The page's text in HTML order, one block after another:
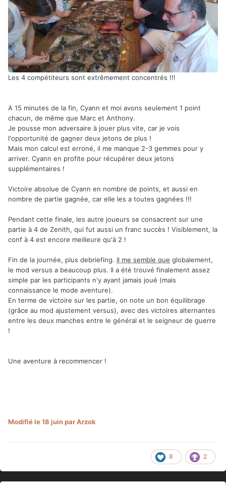
Les 4 compétiteurs sont extrêmement concentrés !!!
A 15 minutes de la fin, Cyann et moi avons seulement 1 point
chacun, de même que Marc et Anthony.
Je pousse mon adversaire à jouer plus vite, car je vois
l'opportunité de gagner deux jetons de plus !
Mais mon calcul est erroné, il me manque 2-3 gemmes pour y
arriver. Cyann en profite pour récupérer deux jetons
supplémentaires !
Victoire absolue de Cyann en nombre de points, et aussi en
nombre de partie gagnée, car elle les a toutes gagnées !!!
Pendant cette finale, les autre joueurs se consacrent sur une
partie à 4 de Zenith, qui fut aussi un franc succès ! Visiblement, la
conf à 4 est encore meilleure qu'à 2 !
Fin de la journée, plus debriefing. Il me semble que globalement,
le mod versus a beaucoup plus. Il a été trouvé finalement assez
simple par les participants n'y ayant jamais joué (mais
connaissance le mode aventure).
En terme de victoire sur les partie, on note un bon équilibrage
(grâce au mod ajustement versus), avec des victoires alternantes
entre les deux manches entre le général et le seigneur de guerre
!
Une aventure à recommencer !
Modifiéle 18 juinpar Arzok
8 2